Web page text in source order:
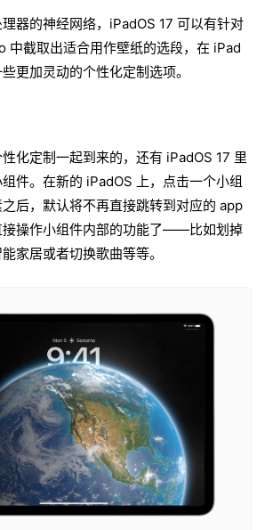
器的神经网络，iPadOS 17 可以有针对
中截取出适合用作壁纸的选段，在 iPad
更加灵动的个性化定制选项。
化定制一起到来的，还有 iPadOS 17 里
件。在新的 iPadOS 上，点击一个小组
后，默认将不再直接跳转到对应的 app
接操作小组件内部的功能了——比如划掉
家居或者切换歌曲等等。